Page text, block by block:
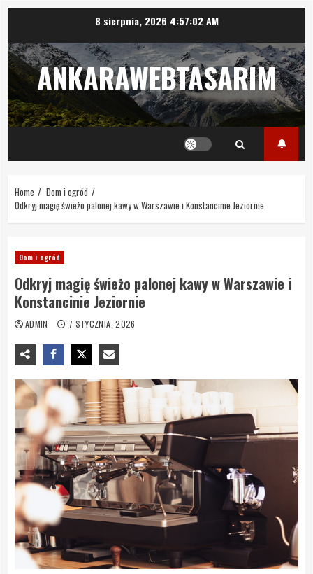
content
8 sierpnia, 2026 4:57:02 AM
ANKARAWEBTASARIM
Home
Dom i ogród
Odkryj magię świeżo palonej kawy w Warszawie i Konstancinie Jeziornie
Dom i ogród
Odkryj magię świeżo palonej kawy w Warszawie i
Konstancinie Jeziornie
ADMIN 7 STYCZNIA, 2026